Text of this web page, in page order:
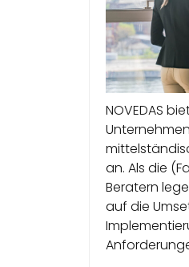
NOVEDAS
an. Als die
Beratern
auf die